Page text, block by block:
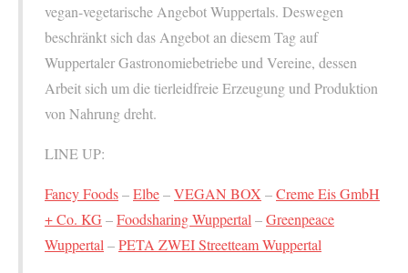
vegan-vegetarische Angebot Wuppertals. Deswegen
beschränkt sich das Angebot an diesem Tag auf
Wuppertaler Gastronomiebetriebe und Vereine, dessen
Arbeit sich um die tierleidfreie Erzeugung und Produktion
von Nahrung dreht.
LINE UP:
Fancy Foods–Elbe–VEGAN BOX –Creme Eis GmbH
+ Co. KG –Foodsharing Wuppertal –Greenpeace
Wuppertal –PETA ZWEI Streetteam Wuppertal